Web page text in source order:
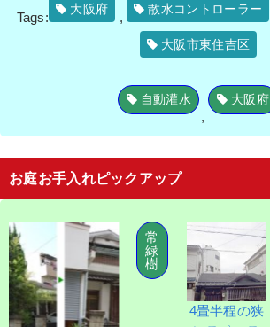
Tags:
大阪府
,
散水コントローラー
大阪市東住吉区
自動灌水
,
大阪府
お庭お手入れピックアップ
常
緑
樹
4畳半程の狭
剪
定